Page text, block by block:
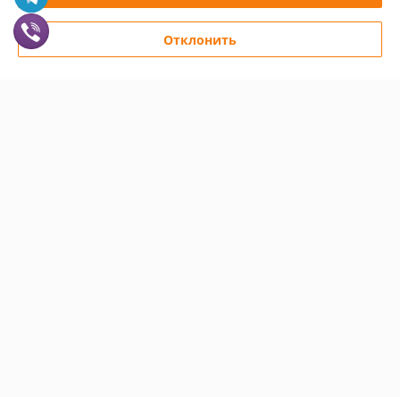
Полная версия сайта Отклонить